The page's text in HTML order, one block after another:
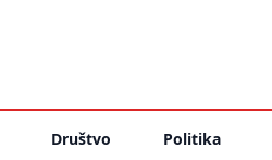
Društvo Politika